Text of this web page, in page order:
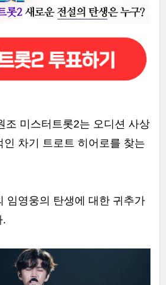
조 미스터트롯2는 오디션 사상
인 차기 트로트 히어로를 찾는
임영웅의 탄생에 대한 귀추가
.